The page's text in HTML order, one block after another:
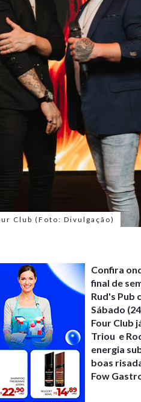
Club (Foto: Divulgação)
Confira
final de
Rud's Pub
Sábado
Four Club
Triou e
energia
boas
Fow